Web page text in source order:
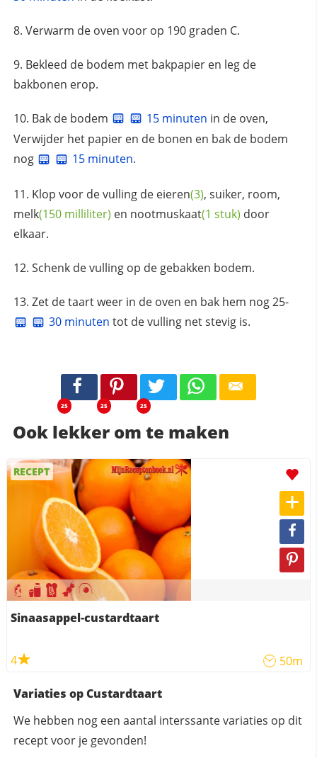
Verwarm de oven voor op 190 graden C.
Bekleed de bodem met bakpapier en leg de
bakbonen erop.
Bak de bodem 15 minuten in de oven,
Verwijder het papier en de bonen en bak de bodem
nog
15 minuten.
Klop voor de vulling de eieren(3), suiker, room,
melk(150 milliliter) en nootmuskaat(1 stuk) door
elkaar.
Schenk de vulling op de gebakken bodem.
Zet de taart weer in de oven en bak hem nog 25-
30 minuten tot de vulling net stevig is.
25 25 25
Ook lekker om te maken
RECEPT
Sinaasappel-custardtaart
4 50m
Variaties op Custardtaart
We hebben nog een aantal interssante variaties op dit
recept voor je gevonden!